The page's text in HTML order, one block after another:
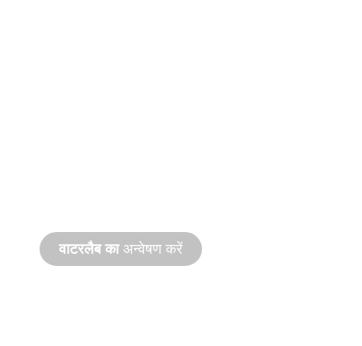
वाटरलैब काअन्वेषण करें